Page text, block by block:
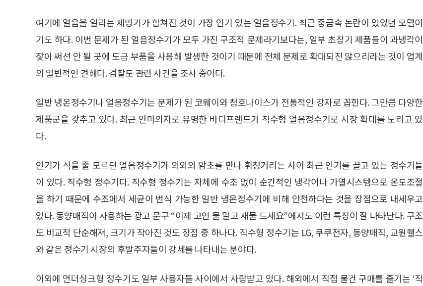
여기에 얼음을 얼리는 제빙기가 합쳐진 것이 가장 인기 있는 얼음정수기. 최근 중금속 논란이 있었던 모델이
기도 하다. 이번 문제가 된 얼음정수기가 모두 가진 구조적 문제라기보다는, 일부 초창기 제품들이 과냉각이
잦아 써선 안 될 곳에 도금 부품을 사용해 발생한 것이기 때문에 전체 문제로 확대되진 않으리라는 것이 업계
의 일반적인 견해다. 검찰도 관련 사건을 조사 중이다.
일반 냉온정수기나 얼음정수기는 문제가 된 코웨이와 청호나이스가 전통적인 강자로 꼽힌다. 그만큼 다양한
제품군을 갖추고 있다. 최근 안마의자로 유명한 바디프랜드가 직수형 얼음정수기로 시장 확대를 노리고 있
다.
인기가 식을 줄 모르던 얼음정수기가 의외의 암초를 만나 휘청거리는 사이 최근 인기를 끌고 있는 정수기들
이 있다. 직수형 정수기다. 직수형 정수기는 자체에 수조 없이 순간적인 냉각이나 가열시스템으로 온도조절
을 하기 때문에 수조에서 세균이 번식 가능한 일반 냉온정수기에 비해 안전하다는 것을 장점으로 내세우고
있다. 동양매직이 사용하는 광고 문구 “이제 고인 물 말고 새물 드세요”에서도 이런 특징이 잘 나타난다. 구조
도 비교적 단순해져, 크기가 작아진 것도 장점 중 하나다. 직수형 정수기는 LG, 쿠쿠전자, 동양매직, 교원웰스
와 같은 정수기 시장의 후발주자들이 강세를 나타내는 분야다.
이외에 언더싱크형 정수기도 일부 사용자들 사이에서 사랑받고 있다. 해외에서 직접 물건 구매를 즐기는 ‘직